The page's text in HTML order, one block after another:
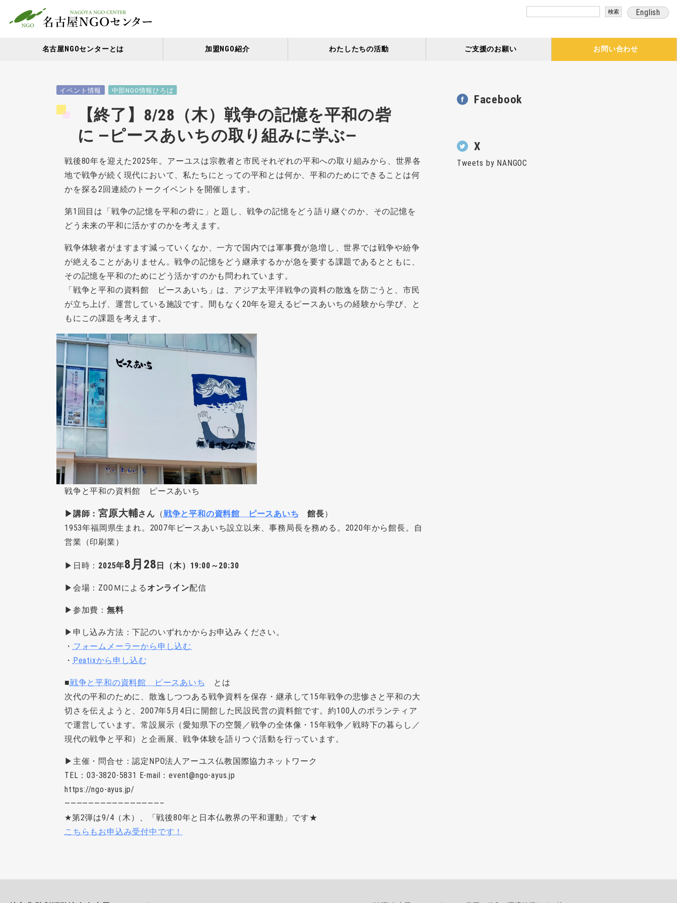
English
名古屋NGOセンターとは 加盟NGO紹介 わたしたちの活動 ご支援のお願い お問い合わせ
イベント情報 中部NGO情報ひろば
【終了】8/28（木）戦争の記憶を平和の砦
に ―ピースあいちの取り組みに学ぶ―
戦後80年を迎えた2025年。アーユスは宗教者と市民それぞれの平和への取り組みから、世界各
地で戦争が続く現代において、私たちにとっての平和とは何か、平和のためにできることは何
かを探る2回連続のトークイベントを開催します。
第1回目は「戦争の記憶を平和の砦に」と題し、戦争の記憶をどう語り継ぐのか、その記憶を
どう未来の平和に活かすのかを考えます。
戦争体験者がますます減っていくなか、一方で国内では軍事費が急増し、世界では戦争や紛争
が絶えることがありません。戦争の記憶をどう継承するかが急を要する課題であるとともに、
その記憶を平和のためにどう活かすのかも問われています。
「戦争と平和の資料館 ピースあいち」は、アジア太平洋戦争の資料の散逸を防ごうと、市民
が立ち上げ、運営している施設です。間もなく20年を迎えるピースあいちの経験から学び、と
もにこの課題を考えます。
戦争と平和の資料館 ピースあいち
▶︎講師：宮原大輔さん （戦争と平和の資料館 ピースあいち 館長）
1953年福岡県生まれ。2007年ピースあいち設立以来、事務局長を務める。2020年から館長。自
営業（印刷業）
▶︎日時： 2025年8月28 日（木）19:00～20:30
▶︎会場：ZOOＭによる オンライン配信
▶︎参加費： 無料
▶︎申し込み方法：下記のいずれかからお申込みください。
・ フォームメーラーから申し込む
・ Peatixから申し込む
■戦争と平和の資料館 ピースあいち
とは
次代の平和のために、散逸しつつある戦争資料を保存・継承して15年戦争の悲惨さと平和の大
切さを伝えようと、2007年5月4日に開館した民設民営の資料館です。約100人のボランティア
で運営しています。常設展示（愛知県下の空襲／戦争の全体像・15年戦争／戦時下の暮らし／
現代の戦争と平和）と企画展、戦争体験を語りつぐ活動を行っています。
▶︎主催・問合せ：認定NPO法人アーユス仏教国際協力ネットワーク
TEL：03-3820-5831 E-mail：event@ngo-ayus.jp
https://ngo-ayus.jp/
————————————————–
★第2弾は9/4（木）、「戦後80年と日本仏教界の平和運動」です★
こちらもお申込み受付中です！
Facebook
X
Tweets by NANGOC